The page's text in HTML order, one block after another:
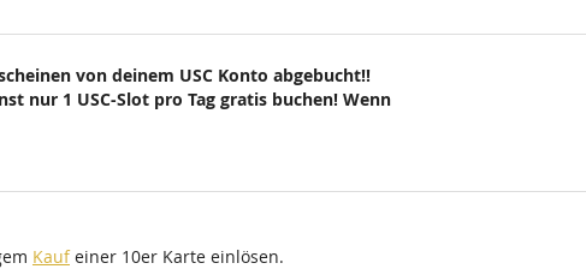
von deinem USC Konto abgebucht!!
nur 1 USC-Slot pro Tag gratis buchen! Wenn
Kaufeiner 10er Karte einlösen.